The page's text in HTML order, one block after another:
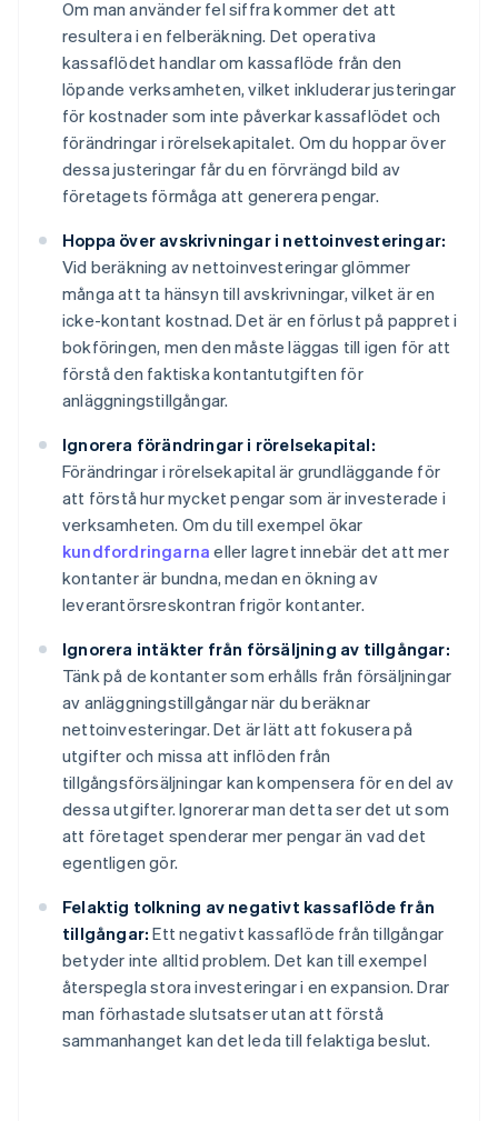
Om man använder fel siffra kommer det att
resultera i en felberäkning. Det operativa
kassaflödet handlar om kassaflöde från den
löpande verksamheten, vilket inkluderar justeringar
för kostnader som inte påverkar kassaflödet och
förändringar i rörelsekapitalet. Om du hoppar över
dessa justeringar får du en förvrängd bild av
företagets förmåga att generera pengar.
Hoppa över avskrivningar i nettoinvesteringar:
Vid beräkning av nettoinvesteringar glömmer
många att ta hänsyn till avskrivningar, vilket är en
icke-kontant kostnad. Det är en förlust på pappret i
bokföringen, men den måste läggas till igen för att
förstå den faktiska kontantutgiften för
anläggningstillgångar.
Ignorera förändringar i rörelsekapital:
Förändringar i rörelsekapital är grundläggande för
att förstå hur mycket pengar som är investerade i
verksamheten. Om du till exempel ökar
kundfordringarna eller lagret innebär det att mer
kontanter är bundna, medan en ökning av
leverantörsreskontran frigör kontanter.
Ignorera intäkter från försäljning av tillgångar:
Tänk på de kontanter som erhålls från försäljningar
av anläggningstillgångar när du beräknar
nettoinvesteringar. Det är lätt att fokusera på
utgifter och missa att inflöden från
tillgångsförsäljningar kan kompensera för en del av
dessa utgifter. Ignorerar man detta ser det ut som
att företaget spenderar mer pengar än vad det
egentligen gör.
Felaktig tolkning av negativt kassaflöde från
tillgångar: Ett negativt kassaflöde från tillgångar
betyder inte alltid problem. Det kan till exempel
återspegla stora investeringar i en expansion. Drar
man förhastade slutsatser utan att förstå
sammanhanget kan det leda till felaktiga beslut.
Australien
English
Belgien
NederlandsFrançaisDeutsch English